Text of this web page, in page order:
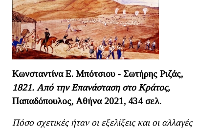
Κωνσταντίνα Ε. Μπότσιου - Σωτήρης Ριζάς,
1821. Από την Επανάσταση στο Κράτος,
Παπαδόπουλος, Αθήνα 2021, 434 σελ.
Πόσο σχετικές ήταν οι εξελίξεις και οι αλλαγές